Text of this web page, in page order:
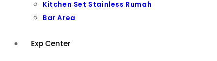
Kitchen Set Stainless Rumah
Bar Area
Exp Center